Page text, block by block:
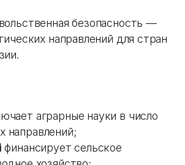
безопасность —
направлений для стран
аграрные науки в число
направлений;
финансирует сельское